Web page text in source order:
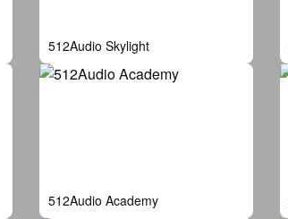
512Audio Skylight
512Audio Academy